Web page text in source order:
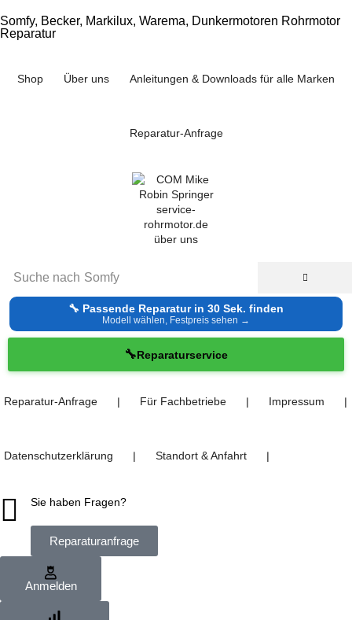
Somfy, Becker, Markilux, Warema, Dunkermotoren Rohrmotor
Reparatur
Shop Über uns Anleitungen & Downloads für alle Marken
Reparatur-Anfrage
Suche nach Somfy
🔧 Passende Reparatur in 30 Sek. finden
Modell wählen, Festpreis sehen →
🔧Reparaturservice
Reparatur-Anfrage ❘ Für Fachbetriebe ❘ Impressum ❘
Datenschutzerklärung ❘ Standort & Anfahrt ❘
Sie haben Fragen?
Reparaturanfrage
Anmelden